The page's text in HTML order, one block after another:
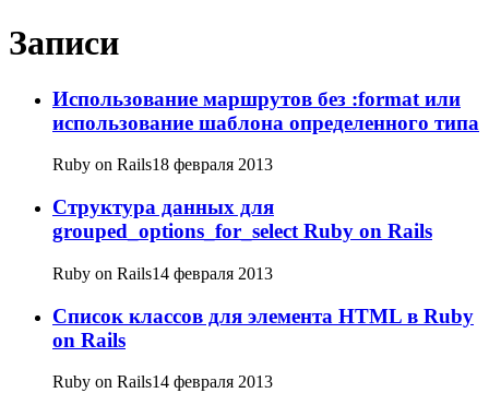
Записи
Использование маршрутов без :format или
использование шаблона определенного типа
Ruby on Rails18 февраля 2013
Структура данных для
grouped_options_for_select Ruby on Rails
Ruby on Rails14 февраля 2013
Список классов для элемента HTML в Ruby
on Rails
Ruby on Rails14 февраля 2013